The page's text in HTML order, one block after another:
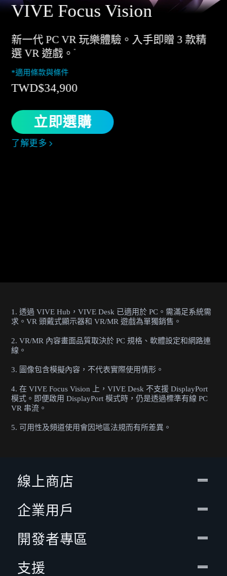
VIVE Focus Vision
新一代 PC VR 玩樂體驗。入手即贈 3 款精
選 VR 遊戲。*
*適用條款與條件
TWD$34,900
立即選購
了解更多
1. 透過 VIVE Hub，VIVE Desk 已適用於 PC。需滿足系統需
求。VR 頭戴式顯示器和 VR/MR 遊戲為單獨銷售。
2. VR/MR 內容畫面品質取決於 PC 規格、軟體設定和網路連
線。
3. 圖像包含模擬內容，不代表實際使用情形。
4. 在 VIVE Focus Vision 上，VIVE Desk 不支援 DisplayPort
模式。即便啟用 DisplayPort 模式時，仍是透過標準有線 PC
VR 串流。
5. 可用性及頻道使用會因地區法規而有所差異。
線上商店
企業用戶
開發者專區
支援